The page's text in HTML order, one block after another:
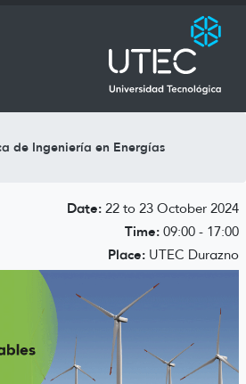
de Ingeniería en Energías
Date: 22 to 23 October 2024
Time: 09:00 - 17:00
Place: UTEC Durazno